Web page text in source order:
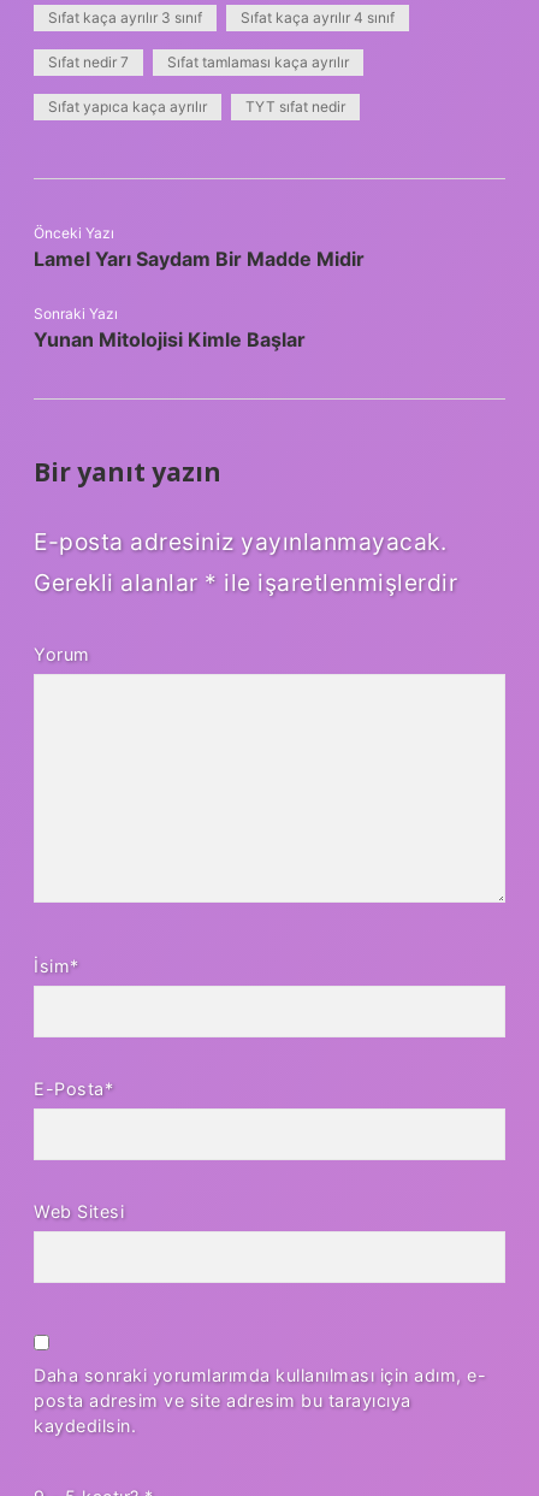
Sıfat kaça ayrılır 3 sınıf Sıfat kaça ayrılır 4 sınıf
Sıfat nedir 7 Sıfat tamlaması kaça ayrılır
Sıfat yapıca kaça ayrılır TYT sıfat nedir
Önceki Yazı
Lamel Yarı Saydam Bir Madde Midir
Sonraki Yazı
Yunan Mitolojisi Kimle Başlar
Bir yanıt yazın
E-posta adresiniz yayınlanmayacak.
Gerekli alanlar * ile işaretlenmişlerdir
Yorum
İsim*
E-Posta*
Web Sitesi
Daha sonraki yorumlarımda kullanılması için adım, e-
posta adresim ve site adresim bu tarayıcıya
kaydedilsin.